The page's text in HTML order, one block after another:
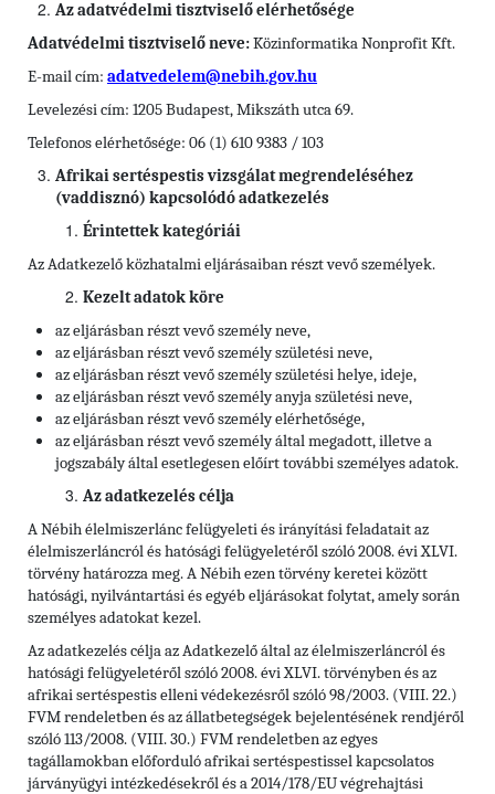
Az adatvédelmi tisztviselő elérhetősége
Adatvédelmi tisztviselő neve:Közinformatika Nonprofit Kft.
E-mail cím: adatvedelem@nebih.gov.hu
Levelezési cím: 1205 Budapest, Mikszáth utca 69.
Telefonos elérhetősége: 06 (1) 610 9383 / 103
Afrikai sertéspestis vizsgálat megrendeléséhez
(vaddisznó) kapcsolódó adatkezelés
Érintettek kategóriái
Az Adatkezelő közhatalmi eljárásaiban részt vevő személyek.
Kezelt adatok köre
az eljárásban részt vevő személy neve,
az eljárásban részt vevő személy születési neve,
az eljárásban részt vevő személy születési helye, ideje,
az eljárásban részt vevő személy anyja születési neve,
az eljárásban részt vevő személy elérhetősége,
az eljárásban részt vevő személy által megadott, illetve a
jogszabály által esetlegesen előírt további személyes adatok.
Az adatkezelés célja
A Nébih élelmiszerlánc felügyeleti és irányítási feladatait az
élelmiszerláncról és hatósági felügyeletéről szóló 2008. évi XLVI.
törvény határozza meg. A Nébih ezen törvény keretei között
hatósági, nyilvántartási és egyéb eljárásokat folytat, amely során
személyes adatokat kezel.
Az adatkezelés célja az Adatkezelő által az élelmiszerláncról és
hatósági felügyeletéről szóló 2008. évi XLVI. törvényben és az
afrikai sertéspestis elleni védekezésről szóló 98/2003. (VIII. 22.)
FVM rendeletben és az állatbetegségek bejelentésének rendjéről
szóló 113/2008. (VIII. 30.) FVM rendeletben az egyes
tagállamokban előforduló afrikai sertéspestissel kapcsolatos
járványügyi intézkedésekről és a 2014/178/EU végrehajtási